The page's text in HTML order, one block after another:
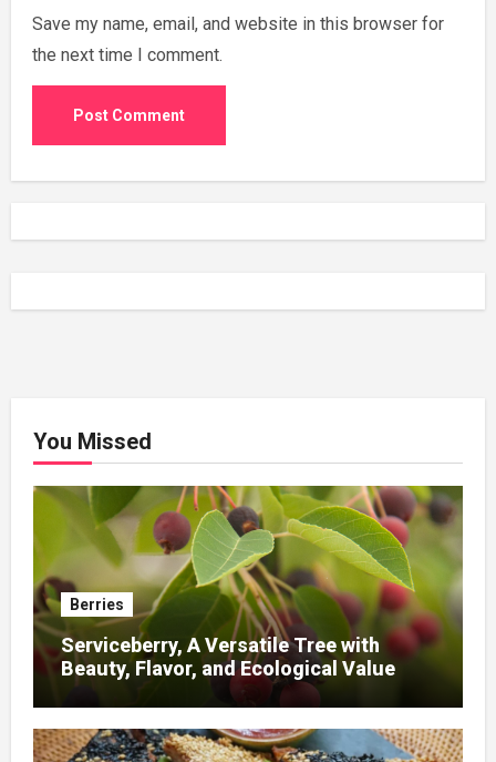
Save my name, email, and website in this browser for
the next time I comment.
You Missed
Berries
Serviceberry, A Versatile Tree with
Beauty, Flavor, and Ecological Value